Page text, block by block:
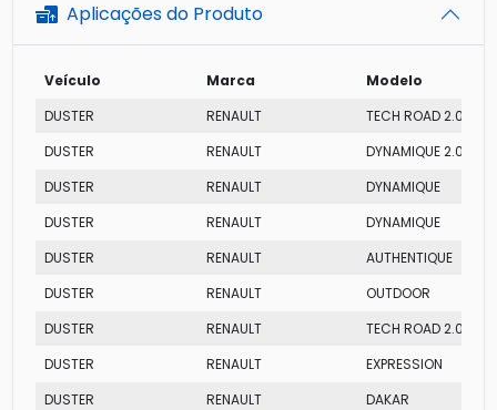
Aplicações do Produto
Veículo Marca
Modelo
DUSTER
RENAULT
TECH ROAD 2.0
DUSTER
RENAULT
DYNAMIQUE 2.0
DUSTER
RENAULT
DYNAMIQUE
DUSTER
RENAULT
DYNAMIQUE
DUSTER
RENAULT
AUTHENTIQUE
DUSTER
RENAULT
OUTDOOR
DUSTER
RENAULT
TECH ROAD 2.0 AT
DUSTER
RENAULT
EXPRESSION
DUSTER
RENAULT
DAKAR